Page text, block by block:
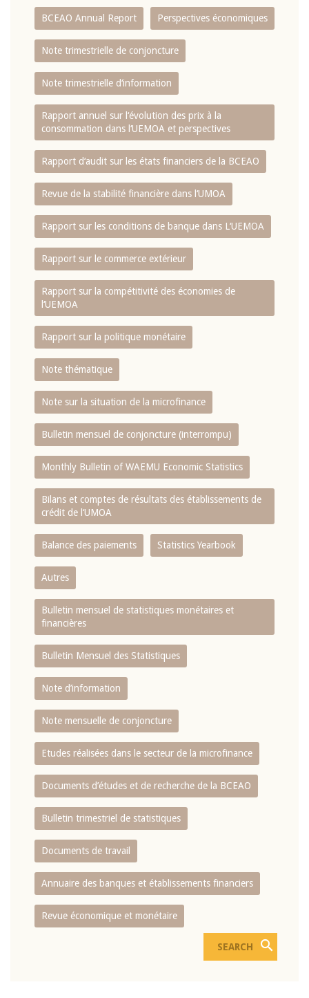
BCEAO Annual Report Perspectives économiques
Note trimestrielle de conjoncture
Note trimestrielle d‘information
Rapport annuel sur l‘évolution des prix à la
consommation dans l‘UEMOA et perspectives
Rapport d‘audit sur les états financiers de la BCEAO
Revue de la stabilité financière dans l‘UMOA
Rapport sur les conditions de banque dans L‘UEMOA
Rapport sur le commerce extérieur
Rapport sur la compétitivité des économies de
l‘UEMOA
Rapport sur la politique monétaire
Note thématique
Note sur la situation de la microfinance
Bulletin mensuel de conjoncture (interrompu)
Monthly Bulletin of WAEMU Economic Statistics
Bilans et comptes de résultats des établissements de
crédit de l‘UMOA
Balance des paiements Statistics Yearbook
Autres
Bulletin mensuel de statistiques monétaires et
financières
Bulletin Mensuel des Statistiques
Note d’information
Note mensuelle de conjoncture
Etudes réalisées dans le secteur de la microfinance
Documents d’études et de recherche de la BCEAO
Bulletin trimestriel de statistiques
Documents de travail
Annuaire des banques et établissements financiers
Revue économique et monétaire